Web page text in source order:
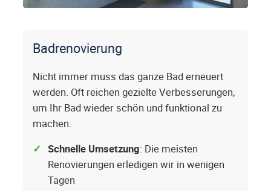
Badrenovierung
Nicht immer muss das ganze Bad erneuert
werden. Oft reichen gezielte Verbesserungen,
um Ihr Bad wieder schön und funktional zu
machen.
Schnelle Umsetzung: Die meisten
Renovierungen erledigen wir in wenigen
Tagen